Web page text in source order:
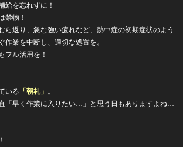
給を忘れずに！
禁物！
ら返り、急な強い疲れなど、熱中症の初期症状のよう
作業を中断し、適切な処置を。
フル活用を！
いる 「朝礼」 。
「早く作業に入りたい…」と思う日もありますよね…